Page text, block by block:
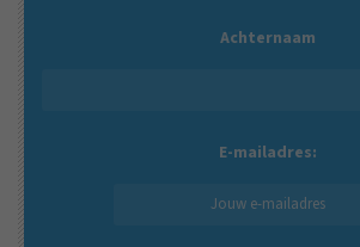
Achternaam
E-mailadres: